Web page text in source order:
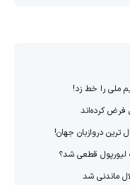
ملی را خط زد!
فرض کرده‌اند
دروازبان جهان!
لیورپول قطعی شد؟
ماندنی شد